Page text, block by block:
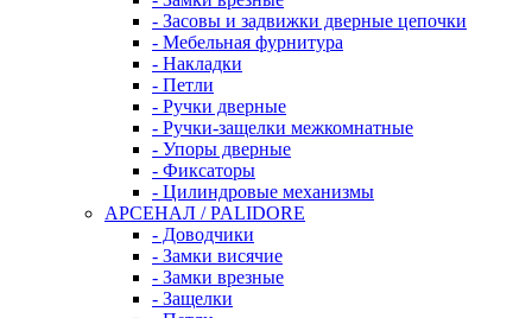
- Засовы и задвижки дверные цепочки
- Мебельная фурнитура
- Накладки
- Петли
- Ручки дверные
- Ручки-защелки межкомнатные
- Упоры дверные
- Фиксаторы
- Цилиндровые механизмы
АРСЕНАЛ / PALIDORE
- Доводчики
- Замки висячие
- Замки врезные
- Защелки